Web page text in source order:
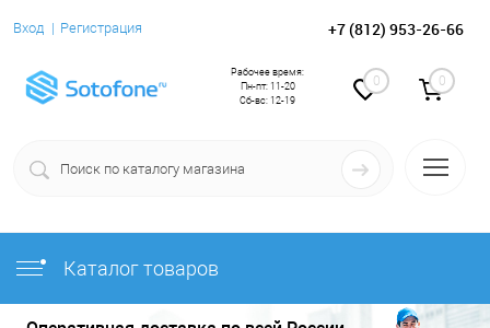
Вход Регистрация +7 (812) 953-26-66
0 0
Рабочее время:
Пн-пт: 11-20
Сб-вс: 12-19
Каталог товаров